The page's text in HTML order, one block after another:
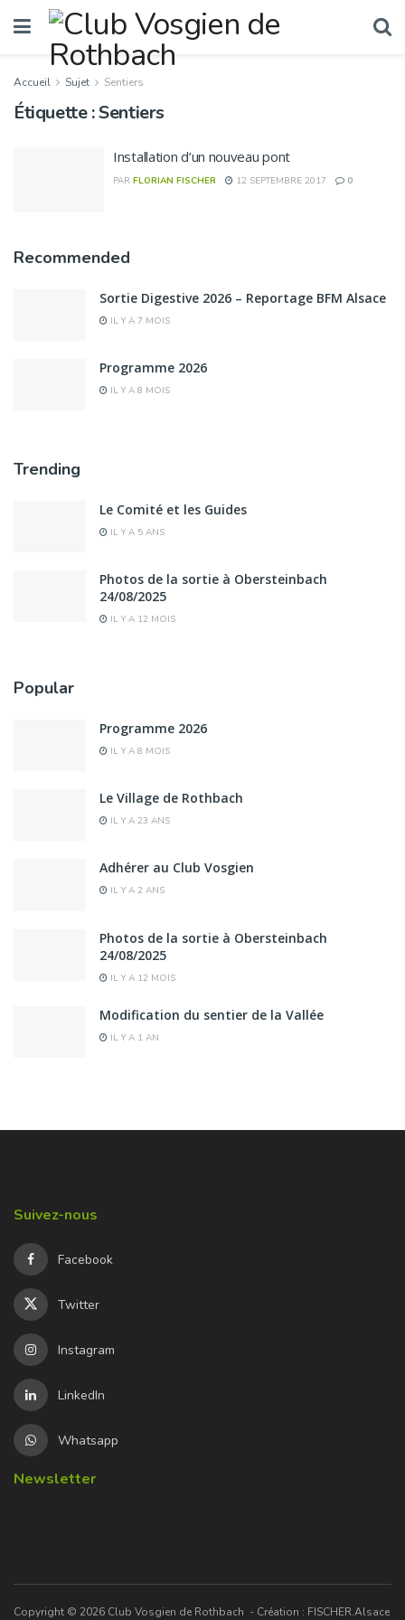
Accueil Sujet Sentiers
Étiquette :Sentiers
Installation d’un nouveau pont
PAR FLORIAN FISCHER 12 SEPTEMBRE 2017 0
Recommended
Sortie Digestive 2026 – Reportage BFM Alsace
IL Y A 7 MOIS
Programme 2026
IL Y A 8 MOIS
Trending
Le Comité et les Guides
IL Y A 5 ANS
Photos de la sortie à Obersteinbach
24/08/2025
IL Y A 12 MOIS
Popular
Programme 2026
IL Y A 8 MOIS
Le Village de Rothbach
IL Y A 23 ANS
Adhérer au Club Vosgien
IL Y A 2 ANS
Photos de la sortie à Obersteinbach
24/08/2025
IL Y A 12 MOIS
Modification du sentier de la Vallée
IL Y A 1 AN
Suivez-nous
Facebook
Twitter
Instagram
LinkedIn
Whatsapp
Newsletter
Copyright © 2026 Club Vosgien de Rothbach - Création : FISCHER.Alsace